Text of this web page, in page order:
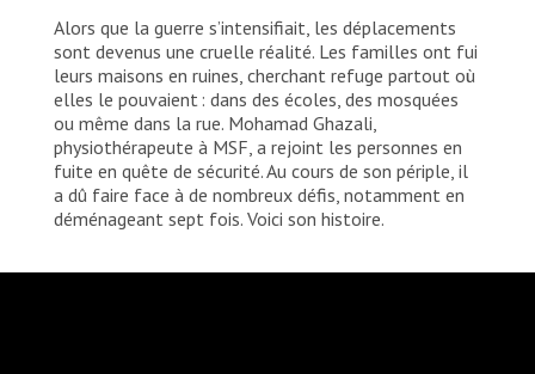
Alors que la guerre s’intensifiait, les déplacements
sont devenus une cruelle réalité. Les familles ont fui
leurs maisons en ruines, cherchant refuge partout où
elles le pouvaient : dans des écoles, des mosquées
ou même dans la rue. Mohamad Ghazali,
physiothérapeute à MSF, a rejoint les personnes en
fuite en quête de sécurité. Au cours de son périple, il
a dû faire face à de nombreux défis, notamment en
déménageant sept fois. Voici son histoire.